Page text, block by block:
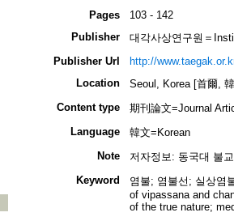
Pages
103 - 142
Publisher
대각사상연구원＝
Publisher Url
http://
Location
Seoul, Korea [首爾,
Content type
期刊論文=Journal
Language
韓文=Korean
Note
저자정보: 동국대 불
Keyword
염불; 염불선; 실상염
of vipassana and
of the true nature;